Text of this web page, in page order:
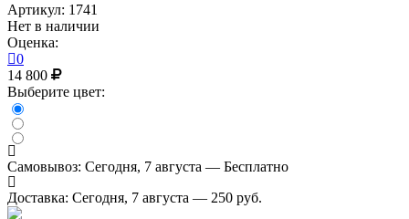
Артикул: 1741
Нет в наличии
Оценка:
0
14 800
Выберите цвет:
Самовывоз: Сегодня, 7 августа — Бесплатно
Доставка: Сегодня, 7 августа — 250 руб.